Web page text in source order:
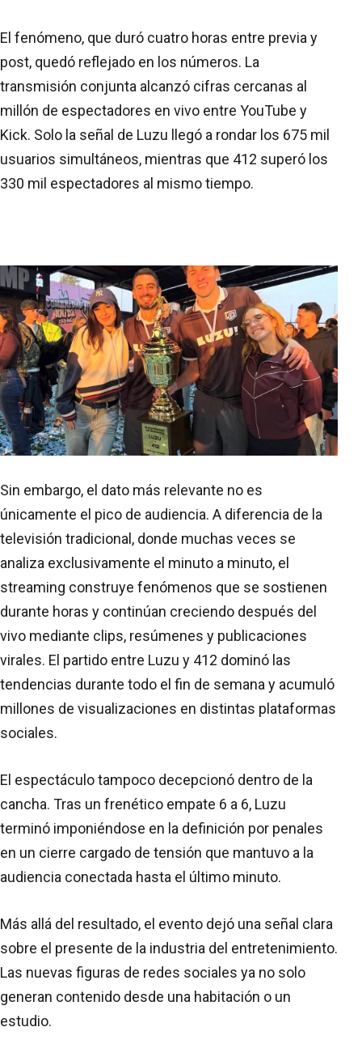
El fenómeno, que duró cuatro horas entre previa y
post, quedó reflejado en los números. La
transmisión conjunta alcanzó cifras cercanas al
millón de espectadores en vivo entre YouTube y
Kick. Solo la señal de Luzu llegó a rondar los 675 mil
usuarios simultáneos, mientras que 412 superó los
330 mil espectadores al mismo tiempo.
Sin embargo, el dato más relevante no es
únicamente el pico de audiencia. A diferencia de la
televisión tradicional, donde muchas veces se
analiza exclusivamente el minuto a minuto, el
streaming construye fenómenos que se sostienen
durante horas y continúan creciendo después del
vivo mediante clips, resúmenes y publicaciones
virales. El partido entre Luzu y 412 dominó las
tendencias durante todo el fin de semana y acumuló
millones de visualizaciones en distintas plataformas
sociales.
El espectáculo tampoco decepcionó dentro de la
cancha. Tras un frenético empate 6 a 6, Luzu
terminó imponiéndose en la definición por penales
en un cierre cargado de tensión que mantuvo a la
audiencia conectada hasta el último minuto.
Más allá del resultado, el evento dejó una señal clara
sobre el presente de la industria del entretenimiento.
Las nuevas figuras de redes sociales ya no solo
generan contenido desde una habitación o un
estudio.